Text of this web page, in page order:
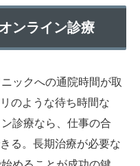
ンライン診療
ックへの通院時間が取
のような待ち時間な
診療なら、仕事の合
る。長期治療が必要な